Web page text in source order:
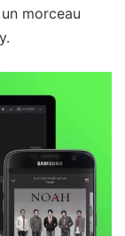
morceau